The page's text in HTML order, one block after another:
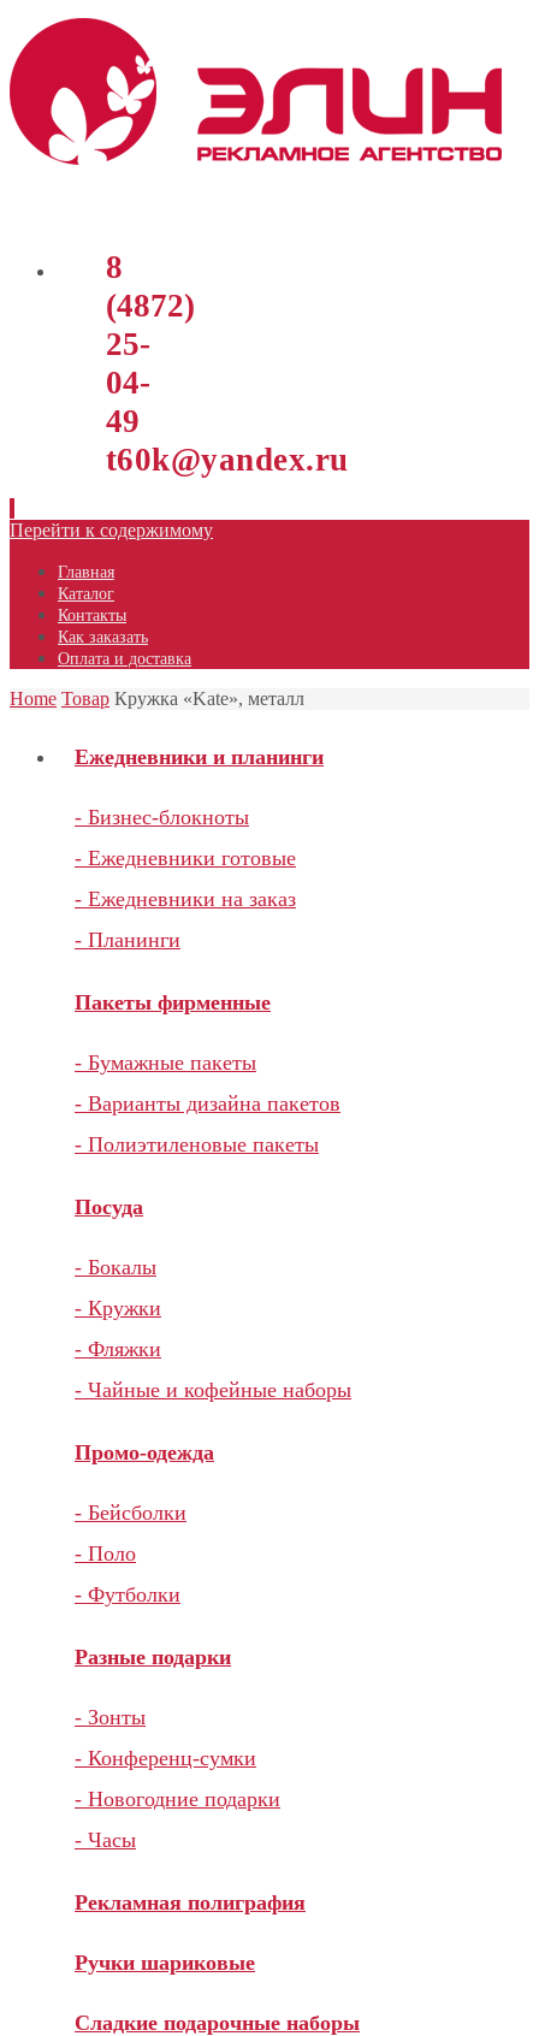
8
(4872)
25-
04-
49
t60k@yandex.ru
Перейти к содержимому
Главная
Каталог
Контакты
Как заказать
Оплата и доставка
Home Товар Кружка «Kate», металл
Ежедневники и планинги
- Бизнес-блокноты
- Ежедневники готовые
- Ежедневники на заказ
- Планинги
Пакеты фирменные
- Бумажные пакеты
- Варианты дизайна пакетов
- Полиэтиленовые пакеты
Посуда
- Бокалы
- Кружки
- Фляжки
- Чайные и кофейные наборы
Промо-одежда
- Бейсболки
- Поло
- Футболки
Разные подарки
- Зонты
- Конференц-сумки
- Новогодние подарки
- Часы
Рекламная полиграфия
Ручки шариковые
Сладкие подарочные наборы